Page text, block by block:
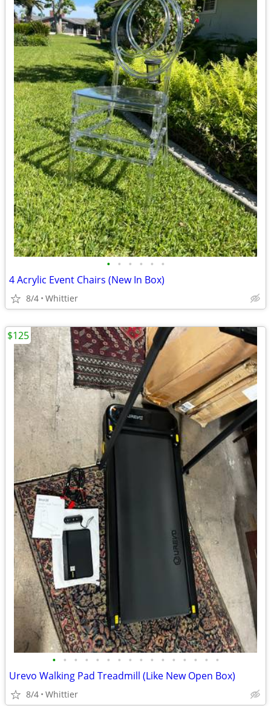
• • • • • •
4 Acrylic Event Chairs (New In Box)
8/4 Whittier
• • • • • • • • • • • • • • • •
Urevo Walking Pad Treadmill (Like New Open Box)
8/4 Whittier
$125